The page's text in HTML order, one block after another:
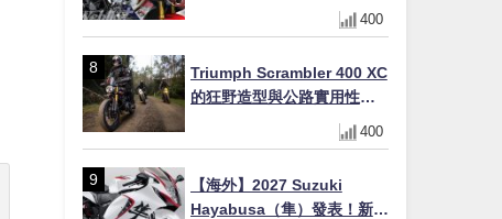
系？自然進氣 V3 同步測試
中，CG 預想曝光！
400
Triumph Scrambler 400 XC
的狂野造型與公路實用性的
400
【海外】2027 Suzuki
Hayabusa（隼）發表！新增